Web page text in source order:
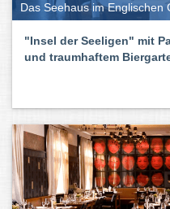
Auf Rooftop-Terassen und in
lauschigen Gasträumen und
und Winter richtig gemütlich.
gesellen sich gern der ein
Also: Viel Spaß beim Testen
Die besten
Das Seehaus im Englischen
"Insel der Seeligen" mit
und traumhaftem